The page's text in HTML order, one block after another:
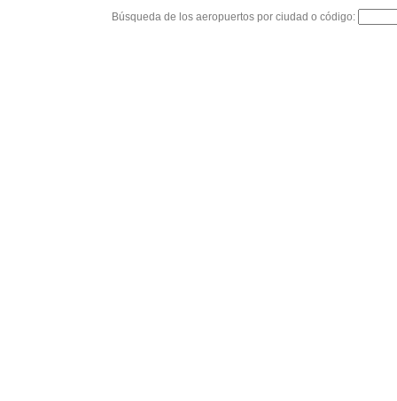
Búsqueda de los aeropuertos por ciudad o código: